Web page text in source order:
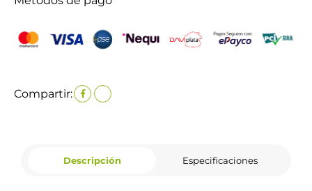
Compartir:
Descripción Especificaciones